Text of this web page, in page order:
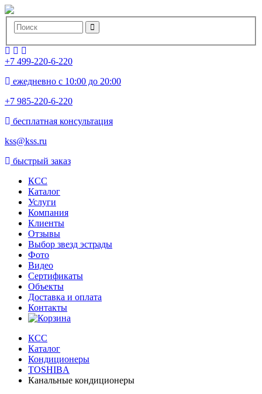
+7 499-220-6-220
ежедневно с 10:00 до 20:00
+7 985-220-6-220
бесплатная консультация
kss@kss.ru
быстрый заказ
КСС
Каталог
Услуги
Компания
Клиенты
Oтзывы
Выбор звезд эстрады
Фото
Видео
Сертификаты
Объекты
Доставка и оплата
Контакты
КСС
Каталог
Кондиционеры
TOSHIBA
Канальные кондиционеры